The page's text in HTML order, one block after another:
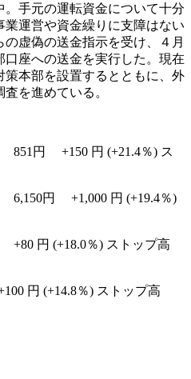
手元の運転資金について十分
運営や資金繰りに支障はない
虚偽の送金指示を受け、４月
口座への送金を実行した。現在
本部を設置するとともに、外
を進めている。
851円 +150 円 (+21.4％) ス
6,150円 +1,000 円 (+19.4％)
+80 円 (+18.0％) ストップ高
円 (+14.8％) ストップ高